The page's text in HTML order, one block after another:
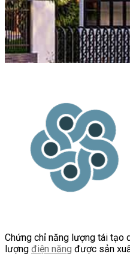
Chứng chỉ năng lượng tái tạo
lượng điện năng được sản